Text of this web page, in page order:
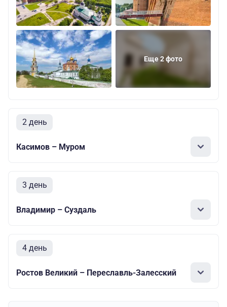
Еще 2 фото
2 день
Касимов – Муром
3 день
Владимир – Суздаль
4 день
Ростов Великий – Переславль-Залесский